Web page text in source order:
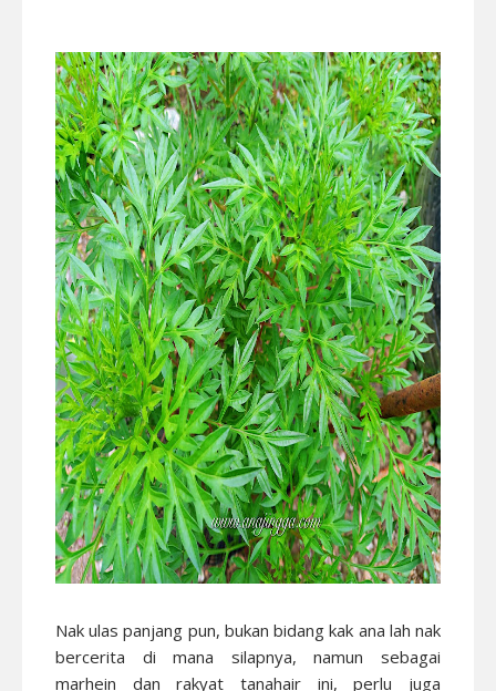
Nak ulas panjang pun, bukan bidang kak ana lah nak
bercerita di mana silapnya, namun sebagai
marhein dan rakyat tanahair ini, perlu juga